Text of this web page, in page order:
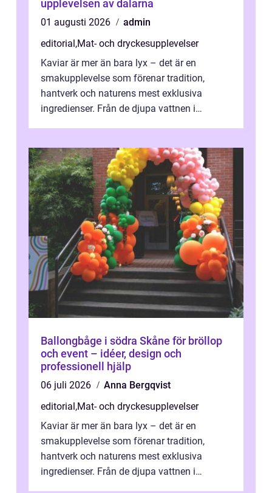
upplevelsen av dalarna
01 augusti 2026
admin
editorial,Mat- och dryckesupplevelser
Kaviar är mer än bara lyx – det är en
smakupplevelse som förenar tradition,
hantverk och naturens mest exklusiva
ingredienser. Från de djupa vattnen i
Ballongbåge i södra Skåne för bröllop
och event – idéer, design och
professionell hjälp
06 juli 2026
Anna Bergqvist
editorial,Mat- och dryckesupplevelser
Kaviar är mer än bara lyx – det är en
smakupplevelse som förenar tradition,
hantverk och naturens mest exklusiva
ingredienser. Från de djupa vattnen i